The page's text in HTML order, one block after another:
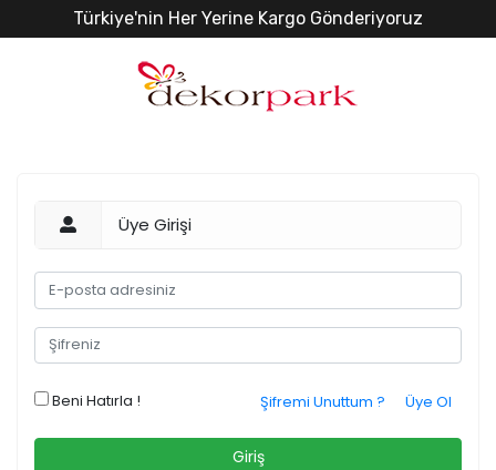
Türkiye'nin Her Yerine Kargo Gönderiyoruz
Üye Girişi
Beni Hatırla ! Üye Ol
Şifremi Unuttum ?